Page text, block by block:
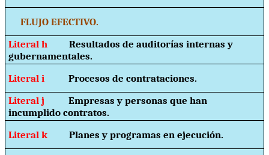
FLUJO EFECTIVO.
Literal h Resultados de auditorías internas y
gubernamentales.
Literal i Procesos de contrataciones.
Literal j Empresas y personas que han
incumplido contratos.
Literal k Planes y programas en ejecución.